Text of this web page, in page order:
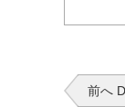
前へ